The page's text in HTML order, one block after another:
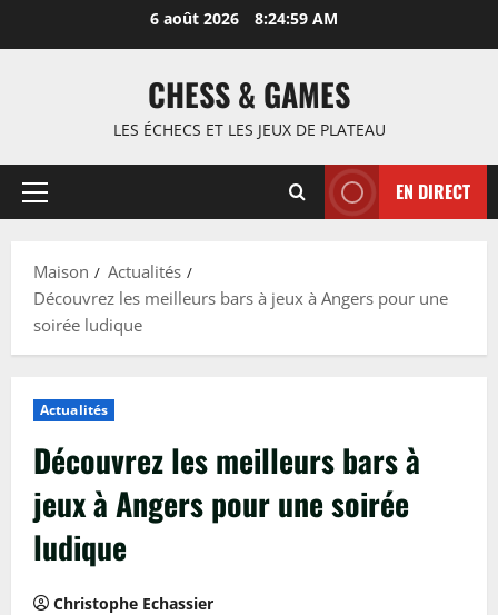
6 août 2026 8:25:00 AM
CHESS & GAMES
LES ÉCHECS ET LES JEUX DE PLATEAU
Menu
EN DIRECT
Maison
Actualités
Découvrez les meilleurs bars à jeux à Angers pour une
soirée ludique
Actualités
Découvrez les meilleurs bars à
jeux à Angers pour une soirée
ludique
Christophe Echassier